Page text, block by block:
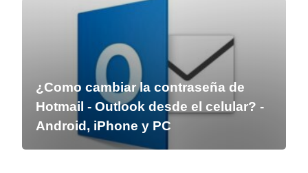
¿Como cambiar la contraseña de
Hotmail - Outlook desde el celular? -
Android, iPhone y PC